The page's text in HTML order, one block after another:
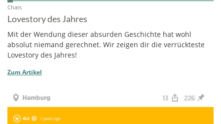
Chats
Lovestory des Jahres
Mit der Wendung dieser absurden Geschichte hat wohl
absolut niemand gerechnet. Wir zeigen dir die verrückteste
Lovestory des Jahres!
Zum Artikel